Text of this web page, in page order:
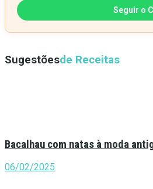
Seguir o
Sugestõesde Receitas
Bacalhau com natas à moda
06/02/2025